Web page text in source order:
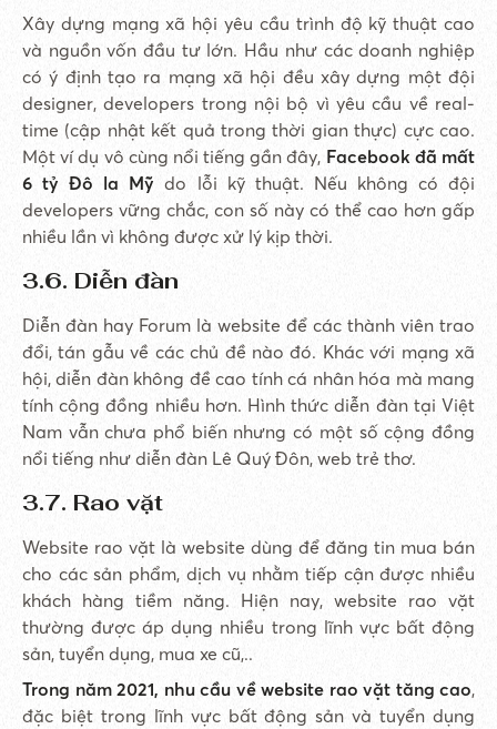
Xây dựng mạng xã hội yêu cầu trình độ kỹ thuật cao
và nguồn vốn đầu tư lớn. Hầu như các doanh nghiệp
có ý định tạo ra mạng xã hội đều xây dựng một đội
designer, developers trong nội bộ vì yêu cầu về real-
time (cập nhật kết quả trong thời gian thực) cực cao.
Một ví dụ vô cùng nổi tiếng gần đây, Facebook đã mất
6 tỷ Đô la Mỹ do lỗi kỹ thuật. Nếu không có đội
developers vững chắc, con số này có thể cao hơn gấp
nhiều lần vì không được xử lý kịp thời.
3.6. Diễn đàn
Diễn đàn hay Forum là website để các thành viên trao
đổi, tán gẫu về các chủ đề nào đó. Khác với mạng xã
hội, diễn đàn không đề cao tính cá nhân hóa mà mang
tính cộng đồng nhiều hơn. Hình thức diễn đàn tại Việt
Nam vẫn chưa phổ biến nhưng có một số cộng đồng
nổi tiếng như diễn đàn Lê Quý Đôn, web trẻ thơ.
3.7. Rao vặt
Website rao vặt là website dùng để đăng tin mua bán
cho các sản phẩm, dịch vụ nhằm tiếp cận được nhiều
khách hàng tiềm năng. Hiện nay, website rao vặt
thường được áp dụng nhiều trong lĩnh vực bất động
sản, tuyển dụng, mua xe cũ,..
Trong năm 2021, nhu cầu về website rao vặt tăng cao,
đặc biệt trong lĩnh vực bất động sản và tuyển dụng